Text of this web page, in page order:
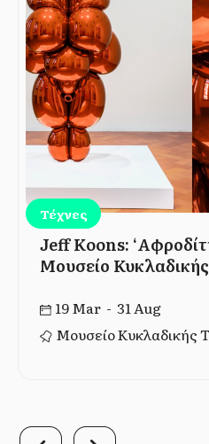
Τέχνες
Jeff Koons:
Μουσείο
19 Mar - 31 Aug
Μουσείο Κυκλαδικής